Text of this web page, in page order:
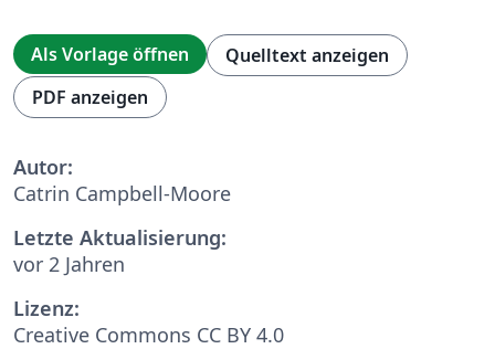
Als Vorlage öffnen
Quelltext anzeigen
PDF anzeigen
Autor:
Catrin Campbell-Moore
Letzte Aktualisierung:
vor 2 Jahren
Lizenz:
Creative Commons CC BY 4.0